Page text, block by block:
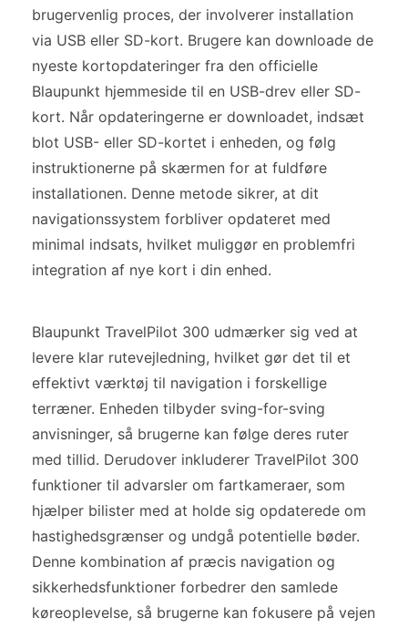
brugervenlig proces, der involverer installation
via USB eller SD-kort. Brugere kan downloade de
nyeste kortopdateringer fra den officielle
Blaupunkt hjemmeside til en USB-drev eller SD-
kort. Når opdateringerne er downloadet, indsæt
blot USB- eller SD-kortet i enheden, og følg
instruktionerne på skærmen for at fuldføre
installationen. Denne metode sikrer, at dit
navigationssystem forbliver opdateret med
minimal indsats, hvilket muliggør en problemfri
integration af nye kort i din enhed.
Blaupunkt TravelPilot 300 udmærker sig ved at
levere klar rutevejledning, hvilket gør det til et
effektivt værktøj til navigation i forskellige
terræner. Enheden tilbyder sving-for-sving
anvisninger, så brugerne kan følge deres ruter
med tillid. Derudover inkluderer TravelPilot 300
funktioner til advarsler om fartkameraer, som
hjælper bilister med at holde sig opdaterede om
hastighedsgrænser og undgå potentielle bøder.
Denne kombination af præcis navigation og
sikkerhedsfunktioner forbedrer den samlede
køreoplevelse, så brugerne kan fokusere på vejen